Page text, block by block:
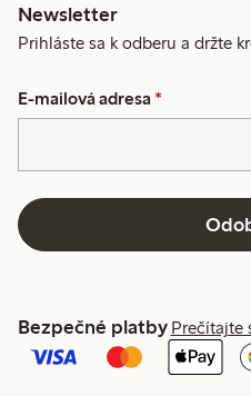
Newsletter
Prihláste sa k odberu a držte
E-mailová adresa *
Bezpečné platby Prečítajte